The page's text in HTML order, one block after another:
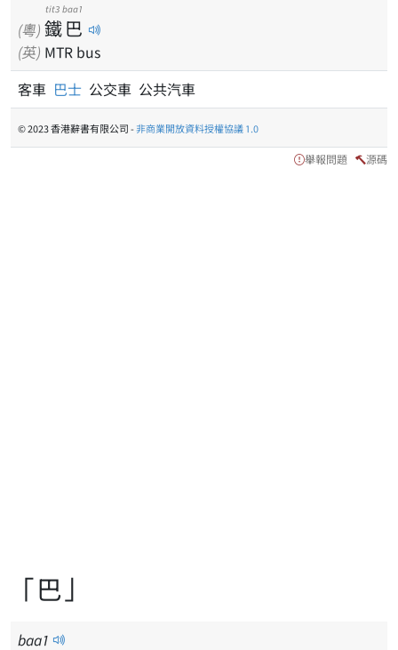
(粵) 鐵
tit3
巴
baa1
(英) MTR bus
客車 巴士 公交車 公共汽車
© 2023 香港辭書有限公司 -非商業開放資料授權協議 1.0
舉報問題 源碼
「巴」
baa1